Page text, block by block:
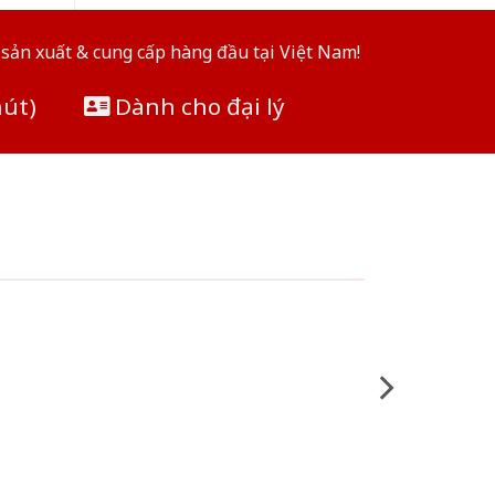
xuất & cung cấp hàng đầu tại Việt Nam!
Dành cho đại lý